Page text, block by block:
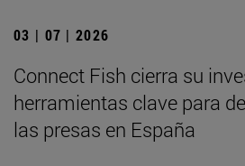
03 | 07 | 2026
Connect Fish cierra su
herramientas clave para
las presas en España